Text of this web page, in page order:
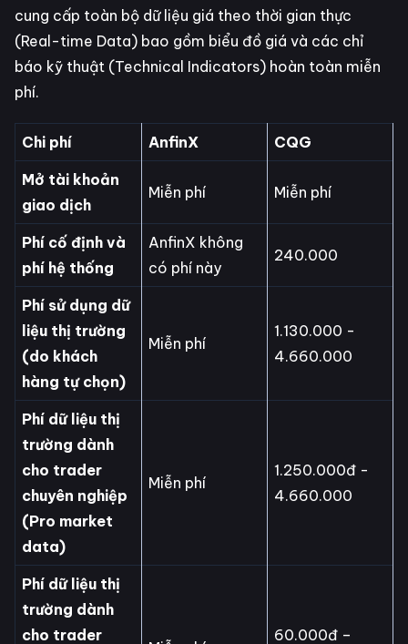
cung cấp toàn bộ dữ liệu giá theo thời gian thực
(Real-time Data) bao gồm biểu đồ giá và các chỉ
báo kỹ thuật (Technical Indicators) hoàn toàn miễn
phí.
Chi phí AnfinX CQG
Mở tài khoản
giao dịch
Miễn phí Miễn phí
Phí cố định và
phí hệ thống
AnfinX không
có phí này
240.000
Phí sử dụng dữ
liệu thị trường
(do khách
hàng tự chọn)
Miễn phí
1.130.000 -
4.660.000
Phí dữ liệu thị
trường dành
cho trader
chuyên nghiệp
(Pro market
data)
Miễn phí
1.250.000đ -
4.660.000
Phí dữ liệu thị
trường dành
cho trader
60.000đ –